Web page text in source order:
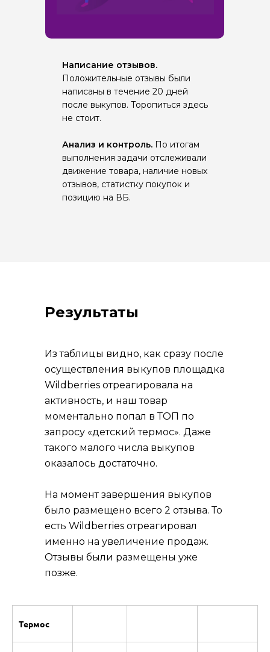
Написание отзывов.
Положительные отзывы были
написаны в течение 20 дней
после выкупов. Торопиться здесь
не стоит.
Анализ и контроль. По итогам
выполнения задачи отслеживали
движение товара, наличие новых
отзывов, статистку покупок и
позицию на ВБ.
Результаты
Из таблицы видно, как сразу после
осуществления выкупов площадка
Wildberries отреагировала на
активность, и наш товар
моментально попал в ТОП по
запросу «детский термос». Даже
такого малого числа выкупов
оказалось достаточно.
На момент завершения выкупов
было размещено всего 2 отзыва. То
есть Wildberries отреагировал
именно на увеличение продаж.
Отзывы были размещены уже
позже.
Термос